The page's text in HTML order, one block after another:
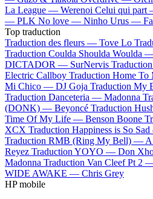
La League — Werenoi Celui qui part
— PLK No love — Ninho Urus —
Top traduction
Traduction des fleurs — Tove Lo
Traduction Coulda Shoulda Woulda
DICTADOR — SurNervis
Electric Callboy Traduction Home
Mi Chico — DJ Goja Traduction My
Traduction Danceteria — Madonna
(DONK) — Beyoncé Traduction
Time Of My Life — Benson Boone
XCX Traduction Happiness is So
Traduction RMB (Ring My Bell) —
Reyez Traduction YOYO — Don
Madonna Traduction Van Cleef Pt 2
WIDE AWAKE — Chris Grey
HP mobile